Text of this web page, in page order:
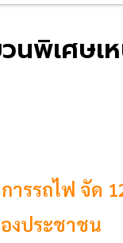
นพิเศษเ
ารรถไฟ จัด
งประชาชน